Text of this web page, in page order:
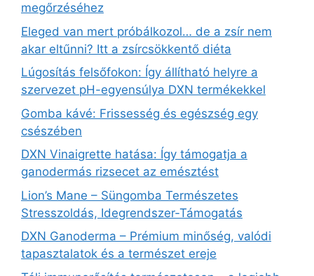
megőrzéséhez
Eleged van mert próbálkozol… de a zsír nem
akar eltűnni? Itt a zsírcsökkentő diéta
Lúgosítás felsőfokon: Így állítható helyre a
szervezet pH-egyensúlya DXN termékekkel
Gomba kávé: Frissesség és egészség egy
csészében
DXN Vinaigrette hatása: Így támogatja a
ganodermás rizsecet az emésztést
Lion’s Mane – Süngomba Természetes
Stresszoldás, Idegrendszer‑Támogatás
DXN Ganoderma – Prémium minőség, valódi
tapasztalatok és a természet ereje